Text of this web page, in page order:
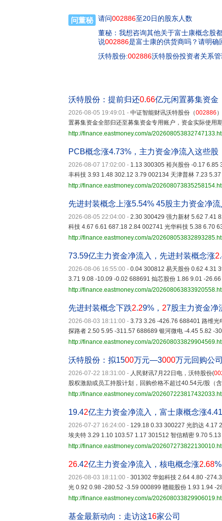
问董秘 请问002886至20日的股东人数
董秘：我想咨询其他关于富士康概念股
说002886是富士康的供货商吗？请明确
沃特股份:002886沃特股份投资者关系
沃特股份：提前归还0.66亿元闲置募集资金
2026-08-05 19:49:01 - 中证智能财讯沃特股份（002886
置募集资金全部归还至募集资金专用账户，资金实际使用
http://finance.eastmoney.com/a/
PCB概念涨4.73%，主力资金净流入这些股
2026-08-07 17:02:00 - 1.13 300305 裕兴股份 -0.17
丰科技 3.93 1.48 302.12 3.79 002134 天津普林 7.23
http://finance.eastmoney.com/a/
先进封装概念上涨5.54% 45股主力资金净
2026-08-05 22:04:00 - 2.30 300429 强力新材 5.62 7.41
科技 4.67 6.61 687.18 2.84 002741 光华科技 5.38 6.70
http://finance.eastmoney.com/a/
73.59亿主力资金净流入，先进封装概念涨2
2026-08-06 16:55:00 - 0.04 300812 易天股份 0.62 4.31
3.71 9.08 -10.09 -0.02 688691 灿芯股份 1.86 9.01 -
http://finance.eastmoney.com/a/
先进封装概念下跌2.29%， 27股主力资金净
2026-08-03 18:11:00 - 3.73 3.26 -426.76 688401 路维
探路者 2.50 5.95 -311.57 688689 银河微电 -4.45 5.82 -
http://finance.eastmoney.com/a/
沃特股份：拟1500万元—3000万元回购公
2026-07-22 18:31:00 - 人民财讯7月22日电，沃特股份(
股权激励或员工持股计划，回购价格不超过40.54元/股（
http://finance.eastmoney.com/a/
19.42亿主力资金净流入，富士康概念涨
2026-07-27 16:24:00 - 129.18 0.33 300227 光韵达 4.17
埃夫特 3.29 1.10 103.57 1.17 301512 智信精密 9.70
http://finance.eastmoney.com/a/
26.42亿主力资金净流入，核电概念涨2.68%
2026-08-03 18:11:00 - 301302 华如科技 2.64 4.80 -
光 0.92 0.98 -280.52 -3.59 000899 赣能股份 1.93 1.94 -
http://finance.eastmoney.com/a/
基金最新动向：走访这16家公司